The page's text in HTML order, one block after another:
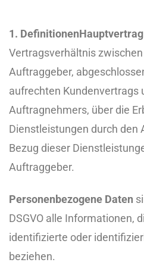
1. DefinitionenHauptvertrag
Vertragsverhältnis
Auftraggeber,
aufrechten Kundenvertrags
Auftragnehmers, über die
Dienstleistungen durch den
Bezug dieser
Auftraggeber.
Personenbezogene Daten
DSGVO alle Informationen,
identifizierte oder
beziehen.